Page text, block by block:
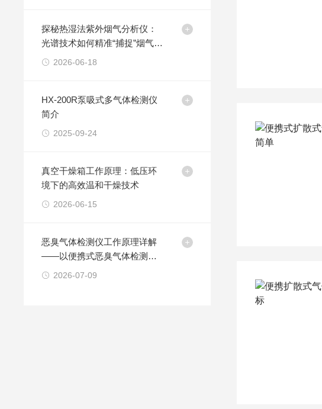
探秘热湿法紫外烟气分析仪：
光谱技术如何精准“捕捉”烟气中
的污染物
2026-06-18
HX-200R泵吸式多气体检测仪
简介
2025-09-24
真空干燥箱工作原理：低压环
境下的高效温和干燥技术
2026-06-15
恶臭气体检测仪工作原理详解
——以便携式恶臭气体检测仪
为例2026-07-09